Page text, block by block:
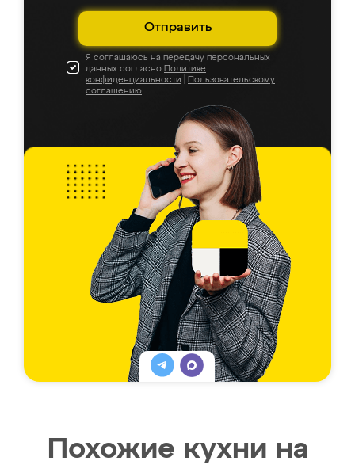
Отправить
Я соглашаюсь на передачу персональных
данных согласно Политике
конфиденциальности
Пользовательскому
соглашению
Похожие кухни на